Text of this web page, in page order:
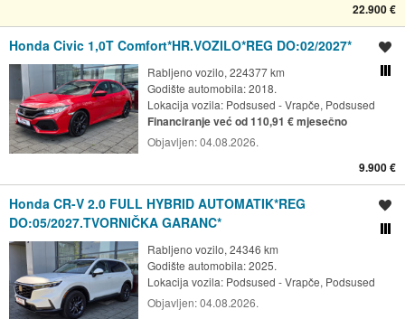
22.900 €
Honda Civic 1,0T Comfort*HR.VOZILO*REG DO:02/2027*
Rabljeno vozilo, 224377 km
Godište automobila: 2018.
Lokacija vozila: Podsused - Vrapče, Podsused
Financiranje već od 110,91 € mjesečno
Objavljen:04.08.2026.
9.900 €
Honda CR-V 2.0 FULL HYBRID AUTOMATIK*REG
DO:05/2027.TVORNIČKA GARANC*
Rabljeno vozilo, 24346 km
Godište automobila: 2025.
Lokacija vozila: Podsused - Vrapče, Podsused
Objavljen:04.08.2026.